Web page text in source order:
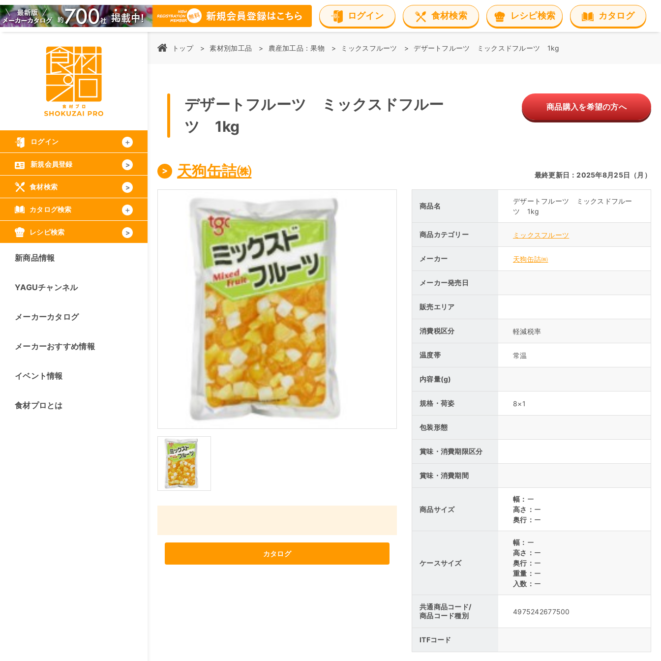
ログイン 食材検索 レシピ検索 カタログ
ログイン
新規会員登録
食材検索
カタログ検索
レシピ検索
新商品情報
YAGUチャンネル
メーカーカタログ
メーカーおすすめ情報
イベント情報
食材プロとは
トップ 素材別加工品 農産加工品：果物 ミックスフルーツ デザートフルーツ ミックスドフルーツ 1kg
デザートフルーツ ミックスドフルー
ツ 1kg
商品購入を希望の方へ
天狗缶詰㈱ 最終更新日：2025年8月25日（月）
カタログ
商品名
デザートフルーツ ミックスドフルー
ツ 1kg
商品カテゴリー ミックスフルーツ
メーカー 天狗缶詰㈱
メーカー発売日
販売エリア
消費税区分 軽減税率
温度帯 常温
内容量(g)
規格・荷姿 8×1
包装形態
賞味・消費期限区分
賞味・消費期間
商品サイズ
幅： ー
高さ： ー
奥行： ー
ケースサイズ
幅： ー
高さ： ー
奥行： ー
重量： ー
入数： ー
共通商品コード/
商品コード種別
4975242677500
ITFコード